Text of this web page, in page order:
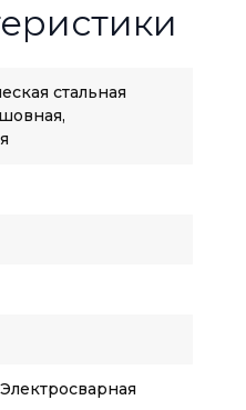
стальная